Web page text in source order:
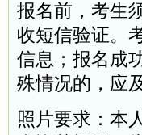
报名前，考生
收短信验证。
信息；报名成
殊情况的，应
照片要求：本